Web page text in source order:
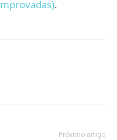
.
Próximo artigo